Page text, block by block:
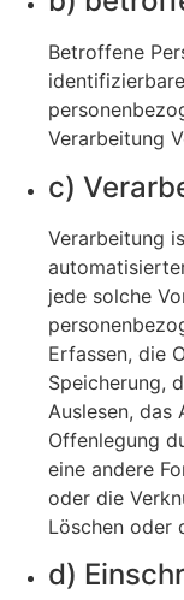
Betroffene
Verarbeitung
c)
Verarbeitung
jede solche
Erfassen, die
Speicherung,
Auslesen, das
Offenlegung
eine andere
oder die
Löschen oder
d)